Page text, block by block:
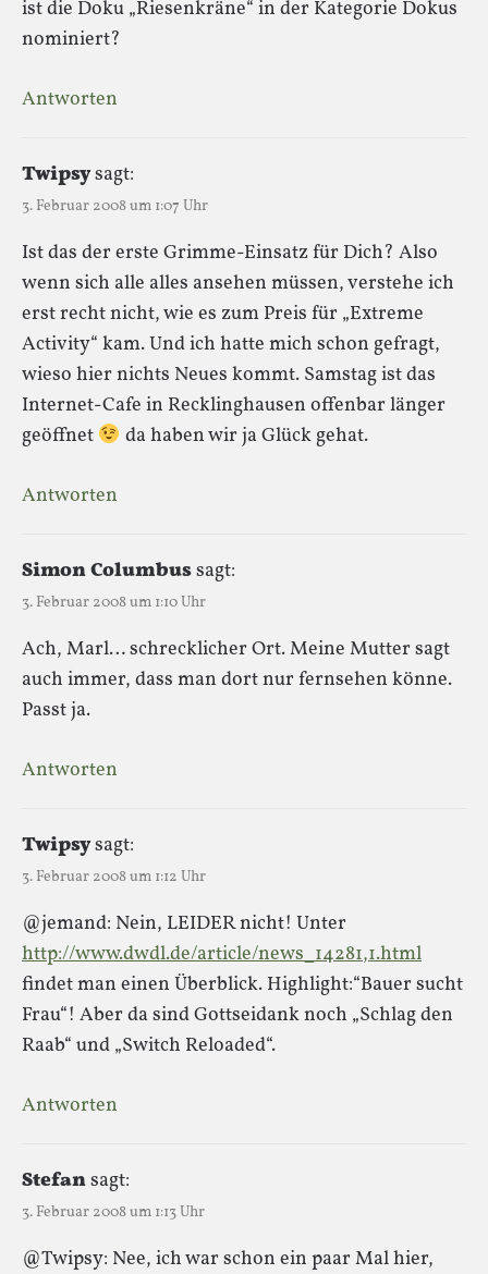
ist die Doku „Riesenkräne“ in der Kategorie Dokus
nominiert?
Antworten
Twipsysagt:
3. Februar 2008 um 1:07 Uhr
Ist das der erste Grimme-Einsatz für Dich? Also
wenn sich alle alles ansehen müssen, verstehe ich
erst recht nicht, wie es zum Preis für „Extreme
Activity“ kam. Und ich hatte mich schon gefragt,
wieso hier nichts Neues kommt. Samstag ist das
Internet-Cafe in Recklinghausen offenbar länger
geöffnet
da haben wir ja Glück gehat.
Antworten
Simon Columbussagt:
3. Februar 2008 um 1:10 Uhr
Ach, Marl… schrecklicher Ort. Meine Mutter sagt
auch immer, dass man dort nur fernsehen könne.
Passt ja.
Antworten
Twipsysagt:
3. Februar 2008 um 1:12 Uhr
@jemand: Nein, LEIDER nicht! Unter
http://www.dwdl.de/article/news_14281,1.html
findet man einen Überblick. Highlight:“Bauer sucht
Frau“! Aber da sind Gottseidank noch „Schlag den
Raab“ und „Switch Reloaded“.
Antworten
Stefansagt:
3. Februar 2008 um 1:13 Uhr
@Twipsy: Nee, ich war schon ein paar Mal hier,